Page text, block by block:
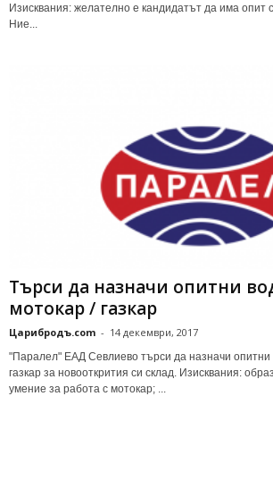
Изисквания: желателно е кандидатът да има опит
Ние...
Търси да назначи опитни
мотокар / газкар
Царибродъ.com - 14 декември, 2017
"Паралел" ЕАД Севлиево търси да назначи опитни
газкар за новооткрития си склад. Изисквания:
умение за работа с мотокар; ...